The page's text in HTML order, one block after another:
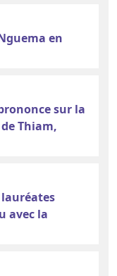
en
sur la
Thiam,
avec la